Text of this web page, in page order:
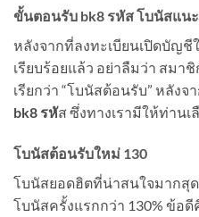
ขั้นตอนรับ bk8 รหัส โบนัสแน
หลังจากที่ลงทะเบียนเปิดบัญ
เรียบร้อยแล้ว อย่าลืมว่า สม
เรียกว่า “โบนัสต้อนรับ” หลังจ
bk8 รหัส ซึ่งทางเรามีให้ท่านเ
โบนัสต้อนรับใหม่ 130
โบนัสยอดฮิตที่น่าสนใจมากสุ
โบนัสครั้งแรกกว่า 130% ข้อ